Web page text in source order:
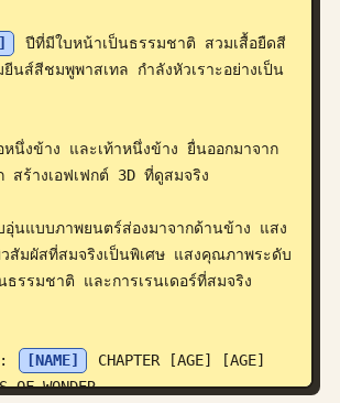
ปีที่มีใบหน้าเป็นธรรมชาติ สวมเสื้อยืดสี
นส์สีชมพูพาสเทล กำลังหัวเราะอย่างเป็น
นึ่งข้าง และเท้าหนึ่งข้าง ยื่นออกมาจาก
สร้างเอฟเฟกต์ 3D ที่ดูสมจริง
อุ่นแบบภาพยนตร์ส่องมาจากด้านข้าง แสง
มผัสที่สมจริงเป็นพิเศษ แสงคุณภาพระดับ
ธรรมชาติ และการเรนเดอร์ที่สมจริง
: [NAME]
CHAPTER [AGE] [AGE]
OF WONDER.